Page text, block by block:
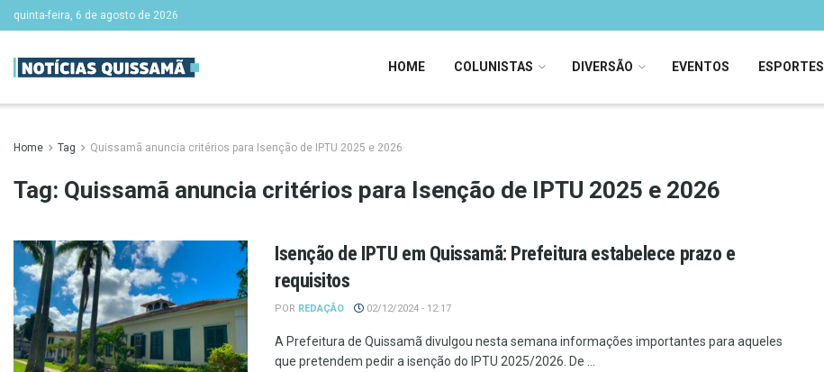
quinta-feira, 6 de agosto de 2026
HOME COLUNISTAS DIVERSÃO EVENTOS ESPORTES
Home Tag Quissamã anuncia critérios para Isenção de IPTU 2025 e 2026
Tag: Quissamã anuncia critérios para Isenção de IPTU 2025 e 2026
Isenção de IPTU em Quissamã: Prefeitura estabelece prazo e
requisitos
POR REDAÇÃO 02/12/2024 - 12:17
A Prefeitura de Quissamã divulgou nesta semana informações importantes para aqueles
que pretendem pedir a isenção do IPTU 2025/2026. De ...